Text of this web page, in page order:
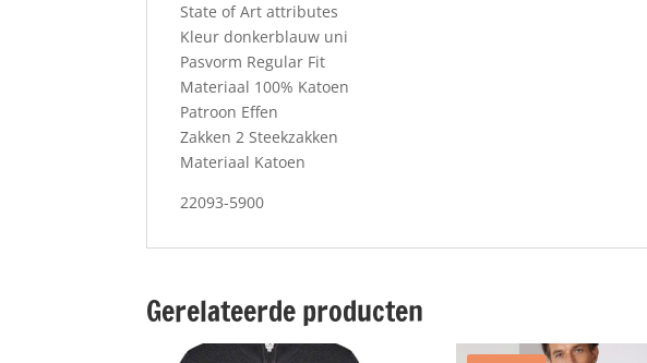
State of Art attributes
Kleur donkerblauw uni
Pasvorm Regular Fit
Materiaal 100% Katoen
Patroon Effen
Zakken 2 Steekzakken
Materiaal Katoen
22093-5900
Gerelateerde producten